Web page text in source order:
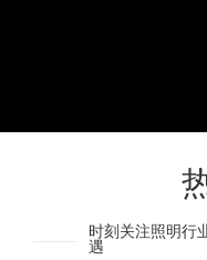
时刻关注照明行
遇